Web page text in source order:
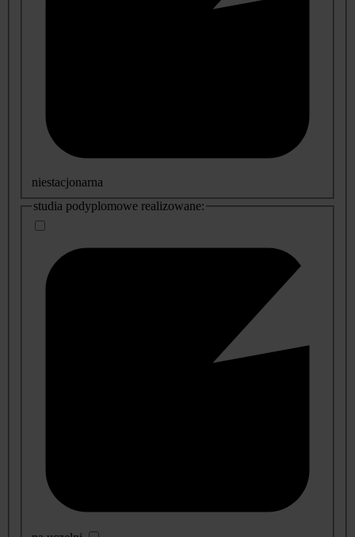
niestacjonarna
studia podyplomowe realizowane: